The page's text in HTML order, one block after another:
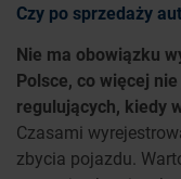
Czy po sprzedaży
Nie ma obowiązku
Polsce, co więcej
regulujących, kiedy
Czasami
zbycia pojazdu.